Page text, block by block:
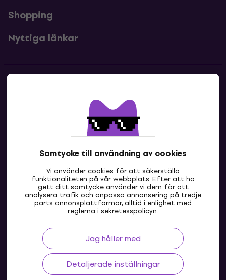
Samtycke till användning av cookies
Vi använder cookies för att säkerställa
funktionaliteten på vår webbplats. Efter att ha
gett ditt samtycke använder vi dem för att
analysera trafik och anpassa annonsering på tredje
parts annonsplattformar, alltid i enlighet med
reglerna i sekretesspolicyn.
Jag håller med
Detaljerade inställningar
Shopping
Nyttiga länkar
Kontakta oss
SE